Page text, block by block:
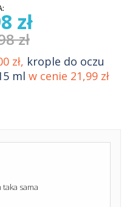
zł
zł
zł, krople do oczu
ml w cenie 21,99 zł
sama